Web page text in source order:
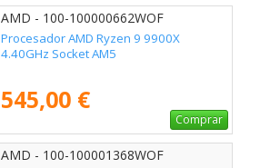
AMD - 100-100000662WOF
Procesador AMD Ryzen 9 9900X
4.40GHz Socket AM5
545,00 €
Comprar
AMD - 100-100001368WOF